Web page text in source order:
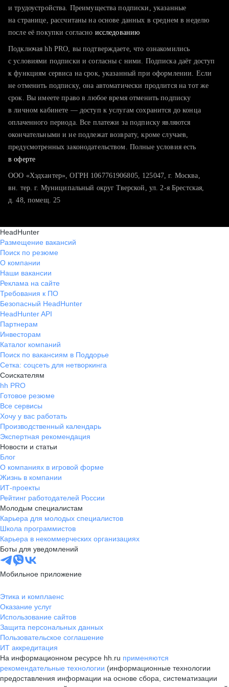
тратите много времени на поиск и вручную поднимаете
хотите сравнить себя с конкурентами и оценить шансы
и трудоустройства. Преимущества подписки, указанные
на странице, рассчитаны на основе данных в среднем в неделю
после её покупки согласно исследованию
Подключая hh PRO, вы подтверждаете, что ознакомились
с условиями подписки и согласны с ними. Подписка даёт доступ
к функциям сервиса на срок, указанный при оформлении. Если
не отменить подписку, она автоматически продлится на тот же
срок. Вы имеете право в любое время отменить подписку
в личном кабинете — доступ к услугам сохранится до конца
оплаченного периода. Все платежи за подписку являются
окончательными и не подлежат возврату, кроме случаев,
предусмотренных законодательством. Полные условия есть
в оферте
ООО «Хэдхантер», ОГРН 1067761906805, 125047, г. Москва,
вн. тер. г. Муниципальный округ Тверской, ул. 2-я Брестская,
д. 48, помещ. 25
HeadHunter
Размещение вакансий
Поиск по резюме
О компании
Наши вакансии
Реклама на сайте
Требования к ПО
Безопасный HeadHunter
HeadHunter API
Партнерам
Инвесторам
Каталог компаний
Поиск по вакансиям в Поддорье
Сетка: соцсеть для нетворкинга
Соискателям
hh PRO
Готовое резюме
Все сервисы
Хочу у вас работать
Производственный календарь
Экспертная рекомендация
Новости и статьи
Блог
О компаниях в игровой форме
Жизнь в компании
ИТ-проекты
Рейтинг работодателей России
Молодым специалистам
Карьера для молодых специалистов
Школа программистов
Карьера в некоммерческих организациях
Боты для уведомлений
Мобильное приложение
Этика и комплаенс
Оказание услуг
Использование сайтов
Защита персональных данных
Пользовательское соглашение
ИТ аккредитация
На информационном ресурсе hh.ru применяются
рекомендательные технологии (информационные технологии
предоставления информации на основе сбора, систематизации